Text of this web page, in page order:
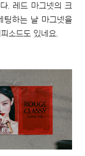
. 레드 마그넷의 크
팅하는 날 마그넷을
소드도 있네요.